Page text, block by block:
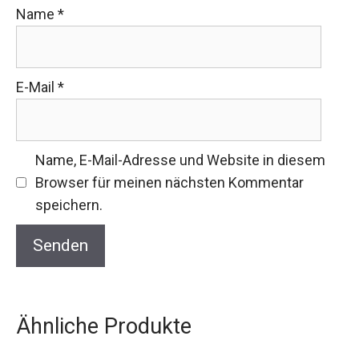
Name *
E-Mail *
Name, E-Mail-Adresse und Website in diesem
Browser für meinen nächsten Kommentar
speichern.
Ähnliche Produkte